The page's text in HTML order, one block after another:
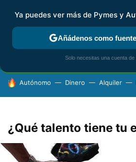
FISCALIDAD Y CONTABILIDAD KIT
HOY SE HABLA DE
Autónomo Dinero Alquiler
¿Qué talento tiene tu
Ya puedes ver más de Pymes y
Añádenos como
Solo necesitas una cuenta de